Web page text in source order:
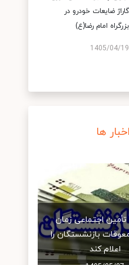
گاراژ ضایعات خودرو در
بزرگراه امام رضا(ع)
1405/04/19
اخبار ها
اجتماعی زمان
بازنشستگان را
اعلام کند